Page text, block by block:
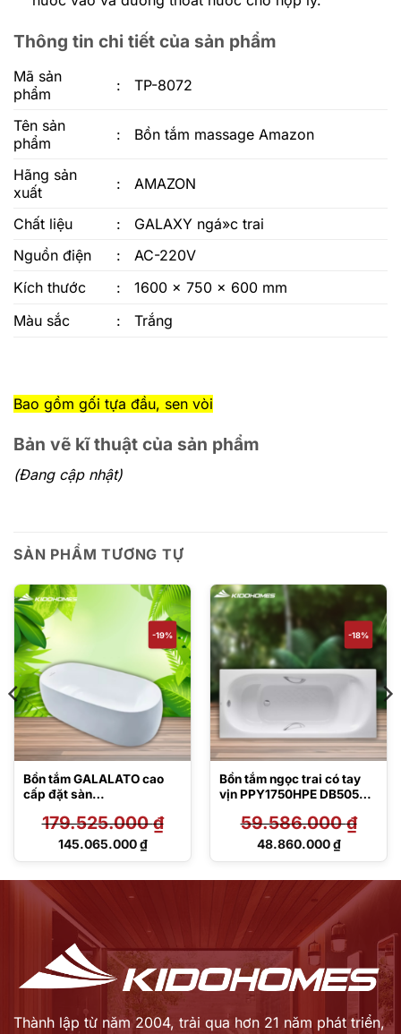
Thông tin chi tiết của sản phẩm
Mã sản
phẩm
: TP-8072
Tên sản
phẩm
: Bồn tắm massage Amazon
Hãng sản
xuất
: AMAZON
Chất liệu :
GALAXY ngá»c trai
Nguồn điện
:
AC-220V
Kích thước
:
1600 x 750 x 600 mm
Màu sắc
: Trắng
Bao gồm gối tựa đầu, sen vòi
Bản vẽ kĩ thuật của sản phẩm
(Đang cập nhật)
SẢN PHẨM TƯƠNG TỰ
-19%
Bồn tắm GALALATO cao
cấp đặt sàn
TVBF412
179.525.000₫
Giá
145.065.000₫
Giá
-18%
Bồn tắm ngọc trai có tay
vịn PPY1750HPE DB505R-
59.586.000₫
Giá
59.586.000 ₫.
48.860.000₫
Giá
48.860.000 ₫.
Thành lập từ năm 2004, trải qua hơn 21 năm phát triển,